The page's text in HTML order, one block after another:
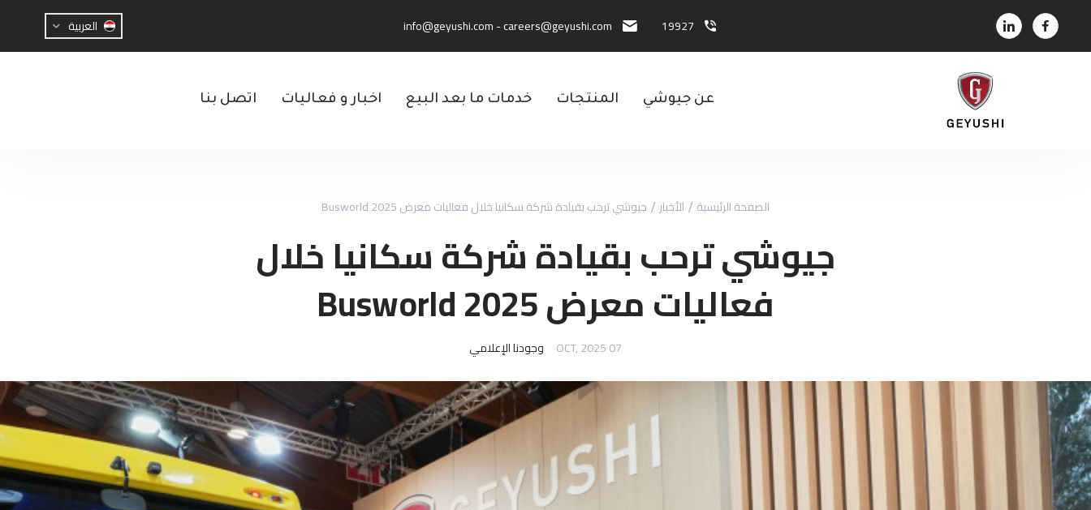
19927
info@geyushi.com-careers@geyushi.com العربية
عن جيوشي المنتجات خدمات ما بعد البيع اخبار و فعاليات اتصل بنا
الصفحة الرئيسية الأخبار جيوشي ترحب بقيادة شركة سكانيا خلال فعاليات معرض Busworld 2025
جيوشي ترحب بقيادة شركة سكانيا خلال
فعاليات معرض Busworld 2025
07 OCT, 2025 وجودنا الإعلامي